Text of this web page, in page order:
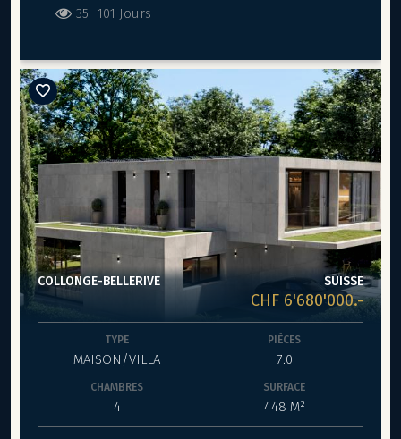
35 101 Jours
COLLONGE-BELLERIVE SUISSE
CHF 6'680'000.-
TYPE
MAISON/VILLA
PIÈCES
7.0
CHAMBRES
4
SURFACE
448 M²